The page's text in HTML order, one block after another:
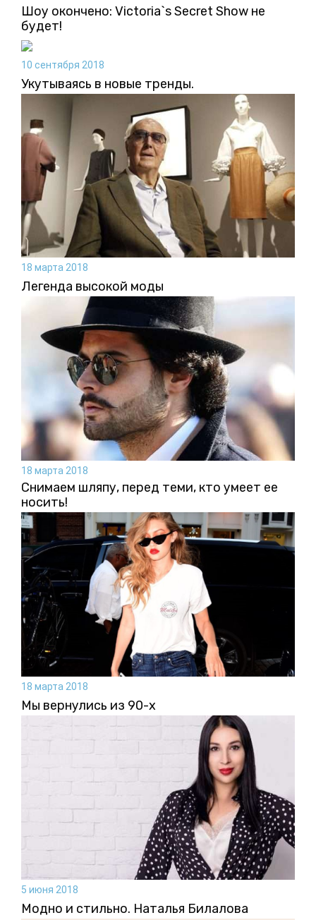
Шоу окончено: Victoria`s Secret Show не
будет!
10 сентября 2018
Укутываясь в новые тренды.
18 марта 2018
Легенда высокой моды
18 марта 2018
Снимаем шляпу, перед теми, кто умеет ее
носить!
18 марта 2018
Мы вернулись из 90-х
5 июня 2018
Модно и стильно. Наталья Билалова